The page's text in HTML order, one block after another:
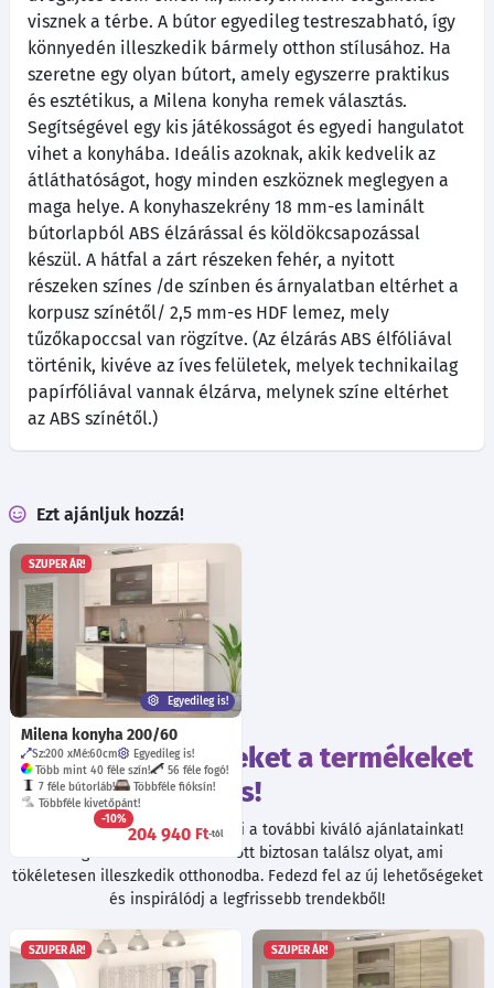
visznek a térbe. A bútor egyedileg testreszabható, így
könnyedén illeszkedik bármely otthon stílusához. Ha
szeretne egy olyan bútort, amely egyszerre praktikus
és esztétikus, a Milena konyha remek választás.
Segítségével egy kis játékosságot és egyedi hangulatot
vihet a konyhába. Ideális azoknak, akik kedvelik az
átláthatóságot, hogy minden eszköznek meglegyen a
maga helye. A konyhaszekrény 18 mm-es laminált
bútorlapból ABS élzárással és köldökcsapozással
készül. A hátfal a zárt részeken fehér, a nyitott
részeken színes /de színben és árnyalatban eltérhet a
korpusz színétől/ 2,5 mm-es HDF lemez, mely
tűzőkapoccsal van rögzítve. (Az élzárás ABS élfóliával
történik, kivéve az íves felületek, melyek technikailag
papírfóliával vannak élzárva, melynek színe eltérhet
az ABS színétől.)
Ezt ajánljuk hozzá!
SZUPER ÁR!
Egyedileg is!
Milena konyha 200/60
Sz:200 Mé:60cm
Egyedileg is!
Több mint 40 féle szín!
56 féle fogó!
7 féle bútorláb!
Többféle fióksín!
Többféle kivetőpánt!
-10%
204 940 Ft-tól
Tekintsd meg ezeket a termékeket
is!
Böngészés közben ne hagyd ki a további kiváló ajánlatainkat!
Válogatott termékeink között biztosan találsz olyat, ami
tökéletesen illeszkedik otthonodba. Fedezd fel az új lehetőségeket
és inspirálódj a legfrissebb trendekből!
SZUPER ÁR! SZUPER ÁR!